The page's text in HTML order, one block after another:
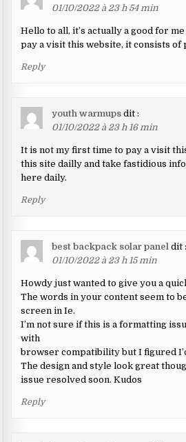
01/10/2022 à 23 h 54 min
Hello to all, it’s actually a good for me
pay a visit this website, it consists
Reply
youth warmups dit :
01/10/2022 à 23 h 16 min
It is not my first time to pay a visit
this site dailly and take fastidious
here daily.
Reply
best backpack solar panel dit :
01/10/2022 à 23 h 15 min
Howdy just wanted to give you a
The words in your content seem to
screen in Ie.
I’m not sure if this is a formatting
with
browser compatibility but I figured
The design and style look great
issue resolved soon. Kudos
Reply